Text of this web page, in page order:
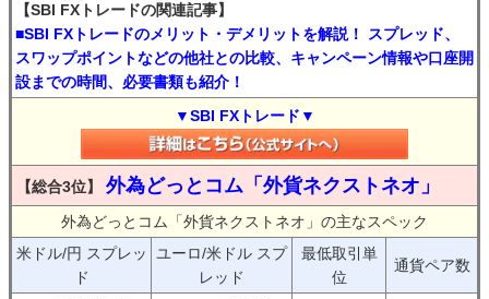
【SBI FXトレードの関連記事】
■SBI FXトレードのメリット・デメリットを解説！ スプレッド、
スワップポイントなどの他社との比較、キャンペーン情報や口座開
設までの時間、必要書類も紹介！
▼SBI FXトレード▼
【総合3位】 外為どっとコム「外貨ネクストネオ」
外為どっとコム「外貨ネクストネオ」の主なスペック
米ドル/円 スプレッ
ド
ユーロ/米ドル スプ
レッド
最低取引単
位
通貨ペア数